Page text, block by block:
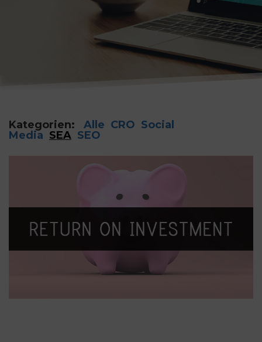
Kategorien: Alle CRO Social
Media SEA SEO